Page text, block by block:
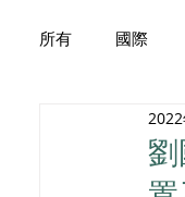
所有 國際